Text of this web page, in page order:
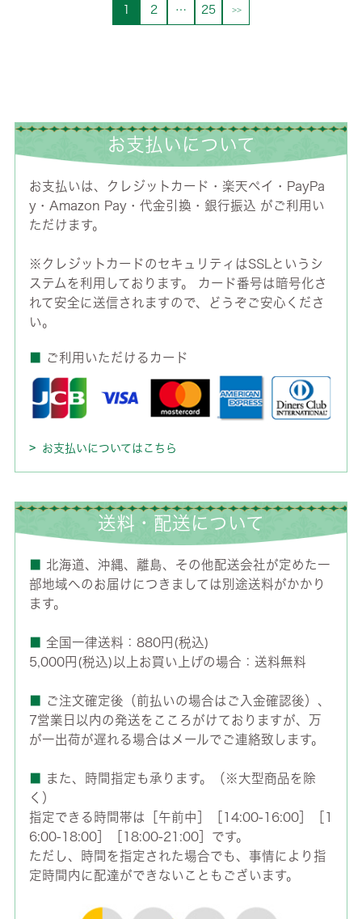
2 … 25
お支払いについて
お支払いは、クレジットカード・楽天ペイ・PayPa
y・Amazon Pay・代金引換・銀行振込 がご利用い
ただけます。
※クレジットカードのセキュリティはSSLというシ
ステムを利用しております。 カード番号は暗号化さ
れて安全に送信されますので、どうぞご安心くださ
い。
ご利用いただけるカード
お支払いについてはこちら
送料・配送について
北海道、沖縄、離島、その他配送会社が定めた一
部地域へのお届けにつきましては別途送料がかかり
ます。
全国一律送料：880円(税込)
5,000円(税込)以上お買い上げの場合：送料無料
ご注文確定後（前払いの場合はご入金確認後）、
7営業日以内の発送をこころがけておりますが、万
が一出荷が遅れる場合はメールでご連絡致します。
また、時間指定も承ります。（※大型商品を除
く）
指定できる時間帯は［午前中］［14:00-16:00］［1
6:00-18:00］［18:00-21:00］です。
ただし、時間を指定された場合でも、事情により指
定時間内に配達ができないこともございます。